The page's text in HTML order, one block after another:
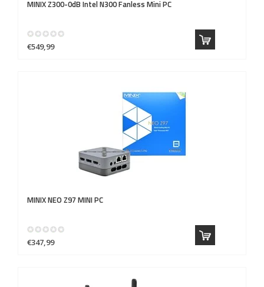
MINIXZ300-0dB Intel N300 Fanless Mini PC
€549,99
MINIXNEO Z97 MINI PC
€347,99